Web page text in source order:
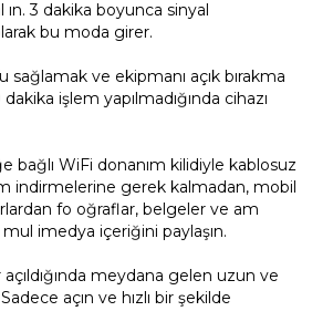
3 dakika boyunca sinyal
bu moda girer.
ve ekipmanı açık bırakma
işlem yapılmadığında cihazı
bağlı WiFi donanım kilidiyle kablosuz
indirmelerine gerek kalmadan, mobil
fo oğraflar, belgeler ve am
imedya içeriğini paylaşın.
meydana gelen uzun ve
açın ve hızlı bir şekilde